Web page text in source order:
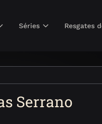
Séries Resgates
Serrano